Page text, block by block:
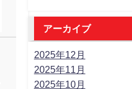
アーカイブ
2025年12月
2025年11月
2025年10月